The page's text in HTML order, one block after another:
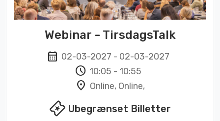
Webinar - TirsdagsTalk
calendar_month 02-03-2027 - 02-03-2027
schedule 10:05 - 10:55
location_on Online, Online,
local_activityUbegrænset Billetter